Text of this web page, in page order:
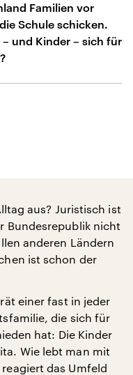
Familien vor
Schule schicken.
und Kinder – sich für
aus? Juristisch ist
Bundesrepublik nicht
anderen Ländern
ist schon der
einer fast in jeder
die sich für
hat: Die Kinder
Wie lebt man mit
das Umfeld